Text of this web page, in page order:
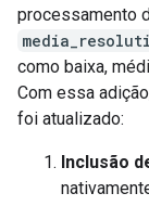
processamento
como baixa,
Com essa
foi atualizado:
Inclusão